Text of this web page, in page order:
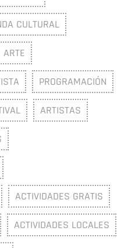
CULTURAL
ARTE
PROGRAMACIÓN
ARTISTAS
ACTIVIDADES GRATIS
ACTIVIDADES LOCALES